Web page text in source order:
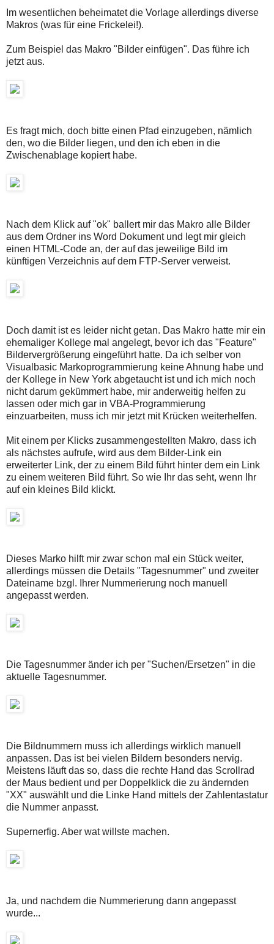
Im wesentlichen beheimatet die Vorlage allerdings diverse
Makros (was für eine Frickelei!).
Zum Beispiel das Makro "Bilder einfügen". Das führe ich
jetzt aus.
Es fragt mich, doch bitte einen Pfad einzugeben, nämlich
den, wo die Bilder liegen, und den ich eben in die
Zwischenablage kopiert habe.
Nach dem Klick auf "ok" ballert mir das Makro alle Bilder
aus dem Ordner ins Word Dokument und legt mir gleich
einen HTML-Code an, der auf das jeweilige Bild im
künftigen Verzeichnis auf dem FTP-Server verweist.
Doch damit ist es leider nicht getan. Das Makro hatte mir ein
ehemaliger Kollege mal angelegt, bevor ich das "Feature"
Bildervergrößerung eingeführt hatte. Da ich selber von
Visualbasic Markoprogrammierung keine Ahnung habe und
der Kollege in New York abgetaucht ist und ich mich noch
nicht darum gekümmert habe, mir anderweitig helfen zu
lassen oder mich gar in VBA-Programmierung
einzuarbeiten, muss ich mir jetzt mit Krücken weiterhelfen.
Mit einem per Klicks zusammengestellten Makro, dass ich
als nächstes aufrufe, wird aus dem Bilder-Link ein
erweiterter Link, der zu einem Bild führt hinter dem ein Link
zu einem weiteren Bild führt. So wie Ihr das seht, wenn Ihr
auf ein kleines Bild klickt.
Dieses Marko hilft mir zwar schon mal ein Stück weiter,
allerdings müssen die Details "Tagesnummer" und zweiter
Dateiname bzgl. Ihrer Nummerierung noch manuell
angepasst werden.
Die Tagesnummer änder ich per "Suchen/Ersetzen" in die
aktuelle Tagesnummer.
Die Bildnummern muss ich allerdings wirklich manuell
anpassen. Das ist bei vielen Bildern besonders nervig.
Meistens läuft das so, dass die rechte Hand das Scrollrad
der Maus bedient und per Doppelklick die zu ändernden
"XX" auswählt und die Linke Hand mittels der Zahlentastatur
die Nummer anpasst.
Supernerfig. Aber wat willste machen.
Ja, und nachdem die Nummerierung dann angepasst
wurde...